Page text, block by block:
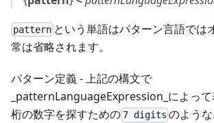
pattern という単語はパターン言語では
常は省略されます。
パターン定義 - 上記の構文で
_patternLanguageExpression_によっ
桁の数字を探すための 7 digits のよう